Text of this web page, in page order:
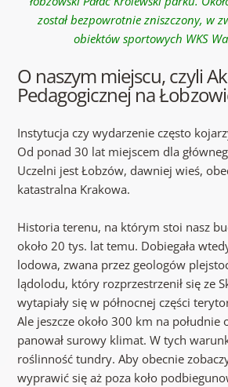
został bezpowrotnie zniszczony, w
obiektów sportowych WKS
O naszym miejscu, czyli
Pedagogicznej na
Instytucja czy wydarzenie często
Od ponad 30 lat miejscem dla
Uczelni jest Łobzów, dawniej wieś,
katastralna Krakowa.
Historia terenu, na którym stoi nasz
około 20 tys. lat temu. Dobiegała
lodowa, zwana przez geologów
lądolodu, który rozprzestrzenił się ze
wytapiały się w północnej części
Ale jeszcze około 300 km na południe
panował surowy klimat. W tych
roślinność tundry. Aby obecnie
wyprawić się aż poza koło